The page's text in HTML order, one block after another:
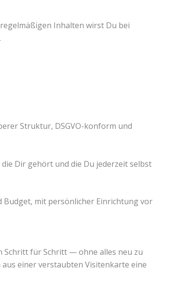
Inhalten wirst Du bei
Struktur, DSGVO-konform und
Dir gehört und die Du jederzeit selbst
mit persönlicher Einrichtung vor
Schritt für Schritt — ohne alles neu zu
einer verstaubten Visitenkarte eine